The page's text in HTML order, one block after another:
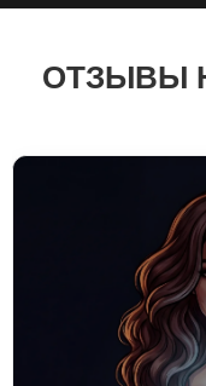
ОТЗЫВЫ